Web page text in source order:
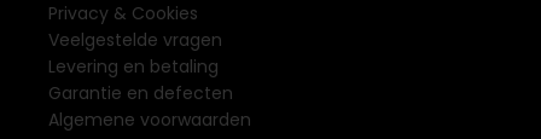
Privacy & Cookies
Veelgestelde vragen
Levering en betaling
Garantie en defecten
Algemene voorwaarden